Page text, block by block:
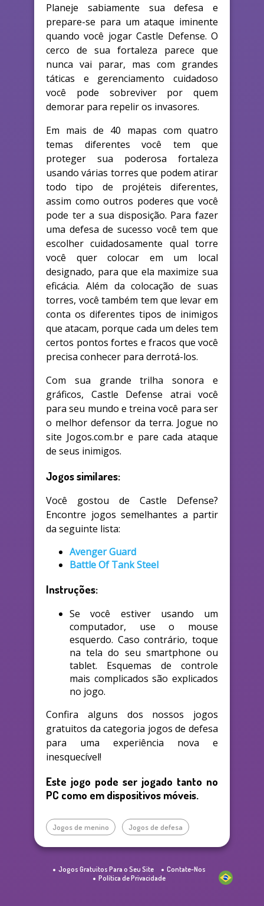
Planeje sabiamente sua defesa e
prepare-se para um ataque iminente
quando você jogar Castle Defense. O
cerco de sua fortaleza parece que
nunca vai parar, mas com grandes
táticas e gerenciamento cuidadoso
você pode sobreviver por quem
demorar para repelir os invasores.
Em mais de 40 mapas com quatro
temas diferentes você tem que
proteger sua poderosa fortaleza
usando várias torres que podem atirar
todo tipo de projéteis diferentes,
assim como outros poderes que você
pode ter a sua disposição. Para fazer
uma defesa de sucesso você tem que
escolher cuidadosamente qual torre
você quer colocar em um local
designado, para que ela maximize sua
eficácia. Além da colocação de suas
torres, você também tem que levar em
conta os diferentes tipos de inimigos
que atacam, porque cada um deles tem
certos pontos fortes e fracos que você
precisa conhecer para derrotá-los.
Com sua grande trilha sonora e
gráficos, Castle Defense atrai você
para seu mundo e treina você para ser
o melhor defensor da terra. Jogue no
site Jogos.com.br e pare cada ataque
de seus inimigos.
Jogos similares:
Você gostou de Castle Defense?
Encontre jogos semelhantes a partir
da seguinte lista:
Avenger Guard
Battle Of Tank Steel
Instruções:
Se você estiver usando um
computador, use o mouse
esquerdo. Caso contrário, toque
na tela do seu smartphone ou
tablet. Esquemas de controle
mais complicados são explicados
no jogo.
Confira alguns dos nossos jogos
gratuitos da categoria jogos de defesa
para uma experiência nova e
inesquecível!
Este jogo pode ser jogado tanto no
PC como em dispositivos móveis.
Jogos de menino Jogos de defesa
Jogos Gratuitos Para o Seu Site
Contate-Nos
Política de Privacidade